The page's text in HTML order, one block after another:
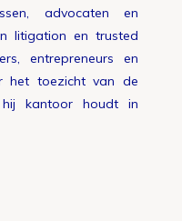
advocaten en
litigation en trusted
entrepreneurs en
het toezicht van de
kantoor houdt in